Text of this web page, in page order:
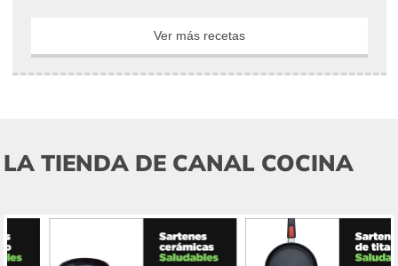
Ver más recetas
LA TIENDA DE CANAL COCINA